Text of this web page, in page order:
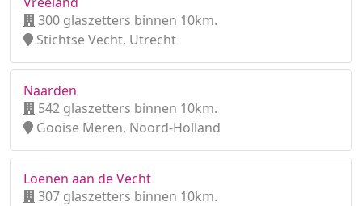
300 glaszetters binnen 10km.
Stichtse Vecht, Utrecht
Naarden
542 glaszetters binnen 10km.
Gooise Meren, Noord-Holland
Loenen aan de Vecht
307 glaszetters binnen 10km.